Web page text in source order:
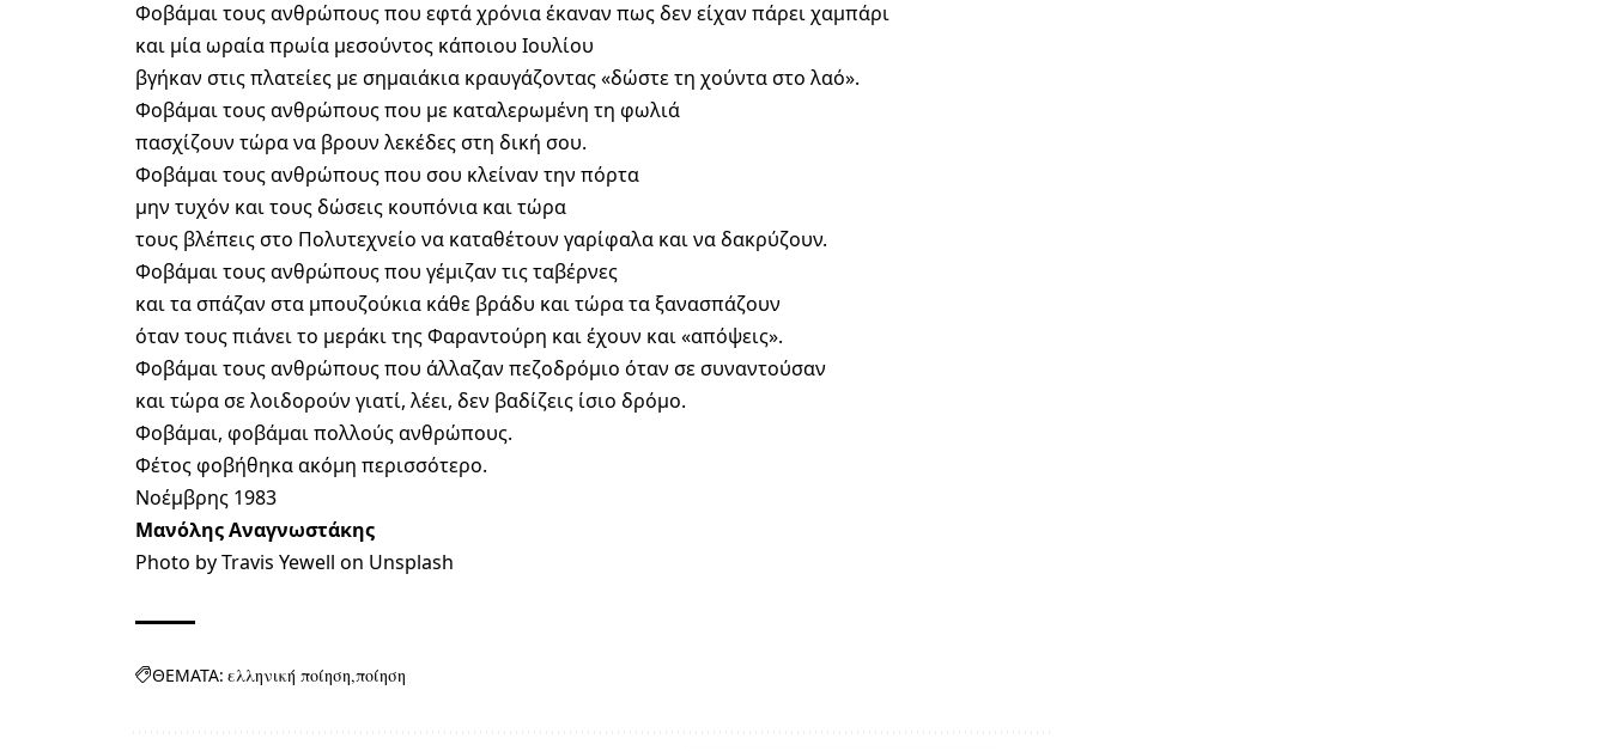
Φοβάμαι τους ανθρώπους που εφτά χρόνια έκαναν πως δεν είχαν πάρει χαμπάρι
και μία ωραία πρωία μεσούντος κάποιου Ιουλίου
βγήκαν στις πλατείες με σημαιάκια κραυγάζοντας «δώστε τη χούντα στο λαό».
Φοβάμαι τους ανθρώπους που με καταλερωμένη τη φωλιά
πασχίζουν τώρα να βρουν λεκέδες στη δική σου.
Φοβάμαι τους ανθρώπους που σου κλείναν την πόρτα
μην τυχόν και τους δώσεις κουπόνια και τώρα
τους βλέπεις στο Πολυτεχνείο να καταθέτουν γαρίφαλα και να δακρύζουν.
Φοβάμαι τους ανθρώπους που γέμιζαν τις ταβέρνες
και τα σπάζαν στα μπουζούκια κάθε βράδυ και τώρα τα ξανασπάζουν
όταν τους πιάνει το μεράκι της Φαραντούρη και έχουν και «απόψεις».
Φοβάμαι τους ανθρώπους που άλλαζαν πεζοδρόμιο όταν σε συναντούσαν
και τώρα σε λοιδορούν γιατί, λέει, δεν βαδίζεις ίσιο δρόμο.
Φοβάμαι, φοβάμαι πολλούς ανθρώπους.
Φέτος φοβήθηκα ακόμη περισσότερο.
Νοέμβρης 1983
Μανόλης Αναγνωστάκης
Photo byTravis Yewell on Unsplash
ΘΕΜΑΤΑ: ελληνική ποίηση ποίηση